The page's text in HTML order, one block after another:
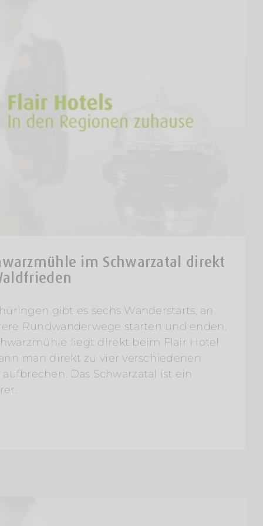
im Schwarzatal direkt
gibt es sechs Wanderstarts, an
Rundwanderwege starten und enden.
liegt direkt beim Flair Hotel
man direkt zu vier verschiedenen
Das Schwarzatal ist ein